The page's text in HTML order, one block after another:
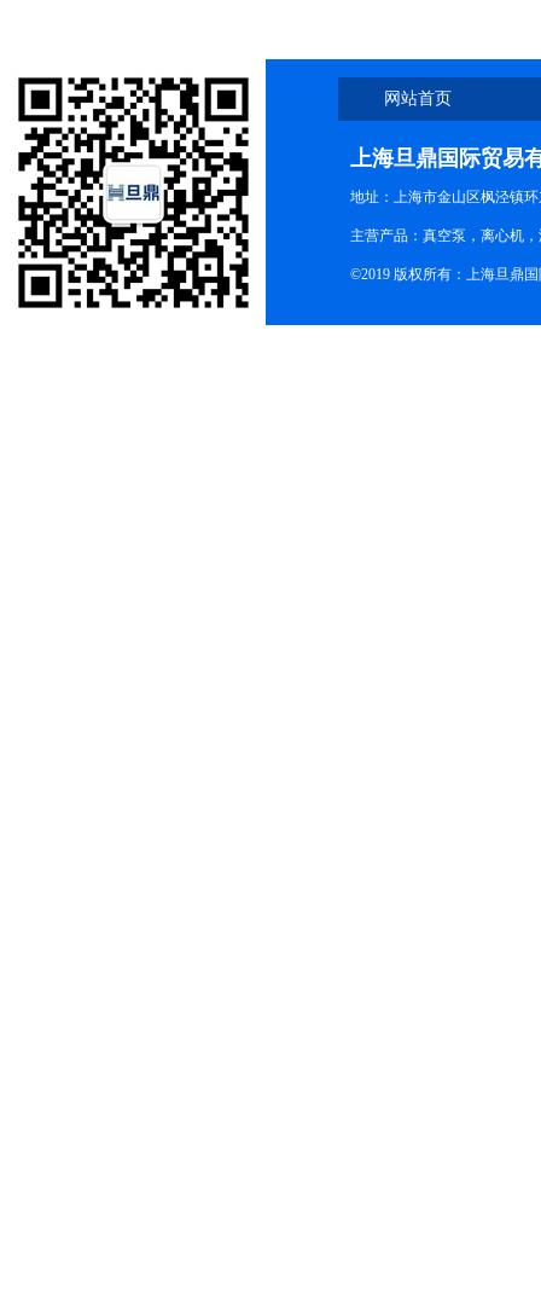
网站首页
上海旦鼎国际贸易
地址：上海市金山区枫泾镇
主营产品：真空泵，离心机
©2019 版权所有：上海旦鼎